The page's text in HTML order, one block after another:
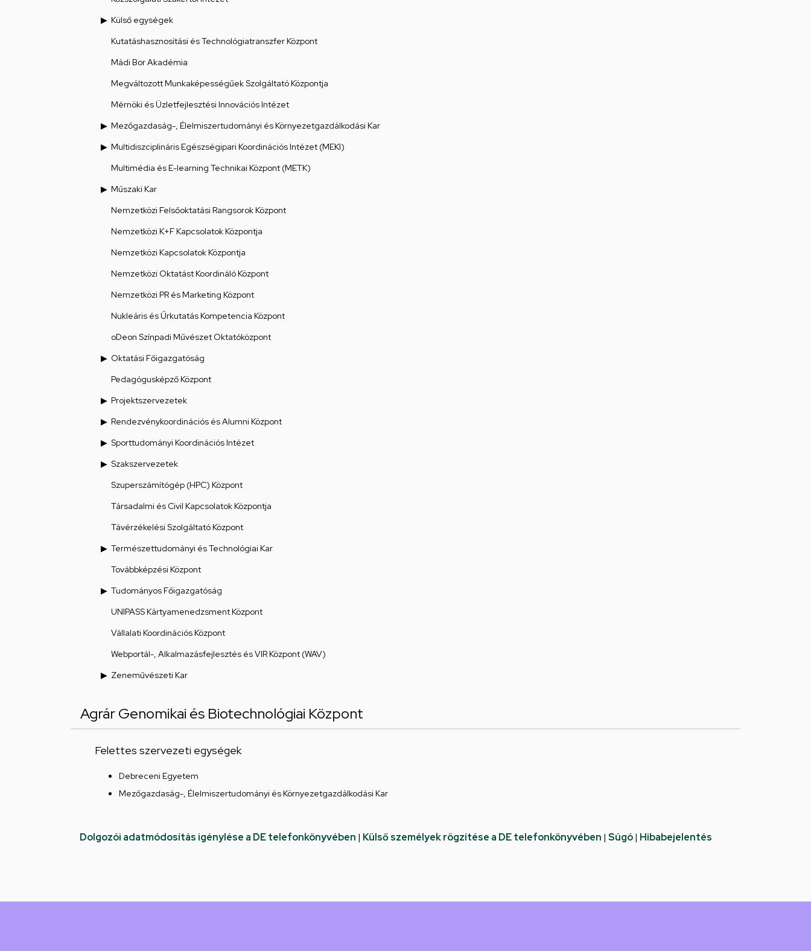
Külső egységek
Kutatáshasznosítási és Technológiatranszfer Központ
Mádi Bor Akadémia
Megváltozott Munkaképességűek Szolgáltató Központja
Mérnöki és Üzletfejlesztési Innovációs Intézet
Mezőgazdaság-, Élelmiszertudományi és Környezetgazdálkodási Kar
Multidiszciplináris Egészségipari Koordinációs Intézet (MEKI)
Multimédia és E-learning Technikai Központ (METK)
Műszaki Kar
Nemzetközi Felsőoktatási Rangsorok Központ
Nemzetközi K+F Kapcsolatok Központja
Nemzetközi Kapcsolatok Központja
Nemzetközi Oktatást Koordináló Központ
Nemzetközi PR és Marketing Központ
Nukleáris és Űrkutatás Kompetencia Központ
oDeon Színpadi Művészet Oktatóközpont
Oktatási Főigazgatóság
Pedagógusképző Központ
Projektszervezetek
Rendezvénykoordinációs és Alumni Központ
Sporttudományi Koordinációs Intézet
Szakszervezetek
Szuperszámítógép (HPC) Központ
Társadalmi és Civil Kapcsolatok Központja
Távérzékelési Szolgáltató Központ
Természettudományi és Technológiai Kar
Továbbképzési Központ
Tudományos Főigazgatóság
UNIPASS Kártyamenedzsment Központ
Vállalati Koordinációs Központ
Webportál-, Alkalmazásfejlesztés és VIR Központ (WAV)
Zeneművészeti Kar
Agrár Genomikai és Biotechnológiai Központ
Felettes szervezeti egységek
Debreceni Egyetem
Mezőgazdaság-, Élelmiszertudományi és Környezetgazdálkodási Kar
Dolgozói adatmódosítás igénylése a DE telefonkönyvében | Külső személyek rögzítése a DE telefonkönyvében | Súgó| Hibabejelentés